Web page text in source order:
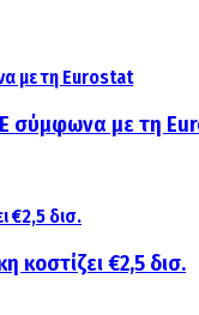
σύμφωνα με τη
€2,5 δισ.